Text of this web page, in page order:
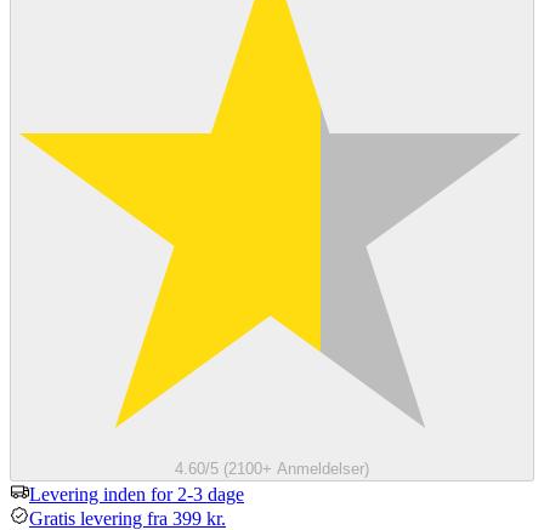
4.60/5 (2100+ Anmeldelser)
Levering inden for 2-3 dage
Gratis levering fra 399 kr.